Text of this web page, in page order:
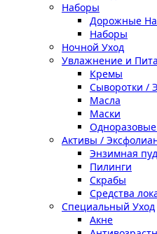
Наборы
Дорожные
Наборы
Ночной Уход
Увлажнение и
Кремы
Сыворотки /
Масла
Маски
Активы /
Энзимная
Пилинги
Скрабы
Средства
Специальный Уход
Акне